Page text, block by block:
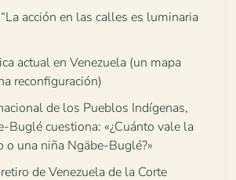
acción en las calles es luminaria
actual en Venezuela (un mapa
reconfiguración)
de los Pueblos Indígenas,
Buglé cuestiona: «¿Cuánto vale la
o una niña Ngäbe-Buglé?»
de Venezuela de la Corte